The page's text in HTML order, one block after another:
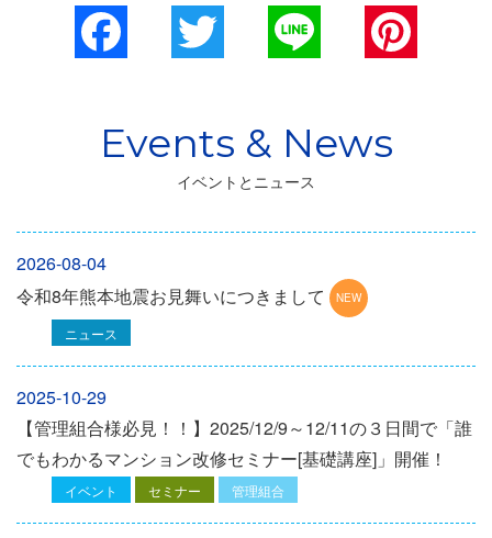
Facebook
イベントとニュース
2026-08-04
令和8年熊本地震お見舞いにつきまして
ニュース
2025-10-29
【管理組合様必見！！】2025/12/9～12/11の３日間で「誰
でもわかるマンション改修セミナー[基礎講座]」開催！
イベント セミナー 管理組合